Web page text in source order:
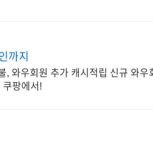
까지
, 와우회원 추가 캐시적립 신규 와우
팡에서!